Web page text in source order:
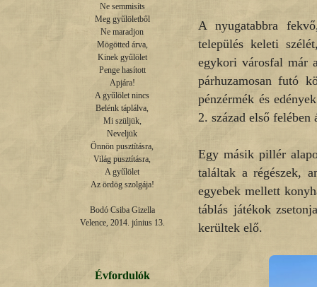
Ne semmisíts
Meg gyűlöletből
Ne maradjon
Mögötted árva,
Kinek gyűlölet
Penge hasított
Apjára!
A gyűlölet nincs
Belénk táplálva,
Mi szüljük,
Neveljük
Önnön pusztításra,
Világ pusztításra,
A gyűlölet
Az ördög szolgája!
Bodó Csiba Gizella
Velence, 2014. június 13.
Évfordulók
A nyugatabbra
település keleti
egykori városfal már
párhuzamosan futó
pénzérmék és
2. század első
Egy másik pillér
találtak a régészek,
egyebek mellett
táblás játékok
kerültek elő.